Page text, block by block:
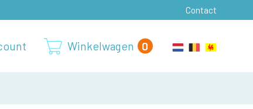
Contact
Winkelwagen 0